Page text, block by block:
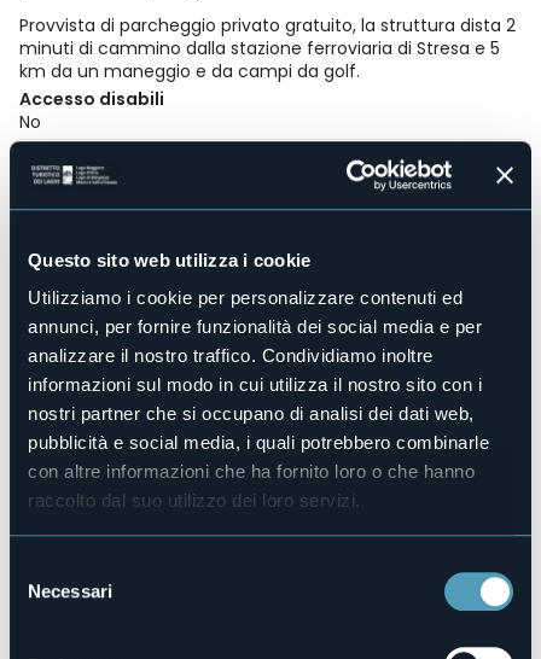
Questo sito web utilizza i cookie
Utilizziamo i cookie per personalizzare contenuti ed
annunci, per fornire funzionalità dei social media e per
analizzare il nostro traffico. Condividiamo inoltre
informazioni sul modo in cui utilizza il nostro sito con i
nostri partner che si occupano di analisi dei dati web,
pubblicità e social media, i quali potrebbero combinarle
con altre informazioni che ha fornito loro o che hanno
raccolto dal suo utilizzo dei loro servizi.
delNecessari
Provvista di parcheggio privato gratuito, la struttura dista 2
minuti di cammino dalla stazione ferroviaria di Stresa e 5
km da un maneggio e da campi da golf.
Accesso disabili
No
No
Sala congressi
Piscina
No
Animali ammessi
No
Camere
Posti letto
E-mail